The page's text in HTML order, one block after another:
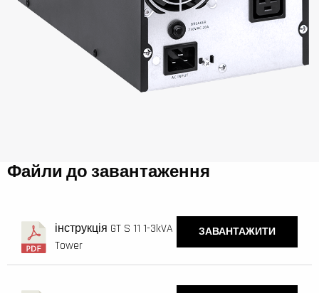
Файли до завантаження
інструкція GT S 11 1-3kVA
Tower
ЗАВАНТАЖИТИ